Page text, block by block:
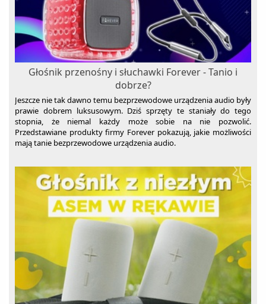
Głośnik przenośny i słuchawki Forever - Tanio i
dobrze?
Jeszcze nie tak dawno temu bezprzewodowe urządzenia audio były
prawie dobrem luksusowym. Dziś sprzęty te staniały do tego
stopnia, że niemal każdy może sobie na nie pozwolić.
Przedstawiane produkty firmy Forever pokazują, jakie możliwości
mają tanie bezprzewodowe urządzenia audio.